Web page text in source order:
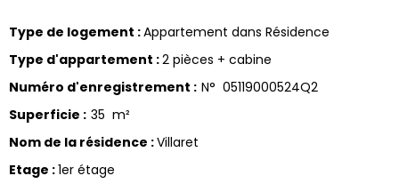
Type de logement :Appartement dans Résidence
Type d'appartement :2 pièces + cabine
Numéro d'enregistrement : N° 05119000524Q2
Superficie : 35 m²
Nom de la résidence :Villaret
Etage :1er étage